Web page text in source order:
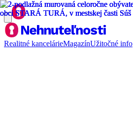
Realitné kancelárieMagazínUžitočné info